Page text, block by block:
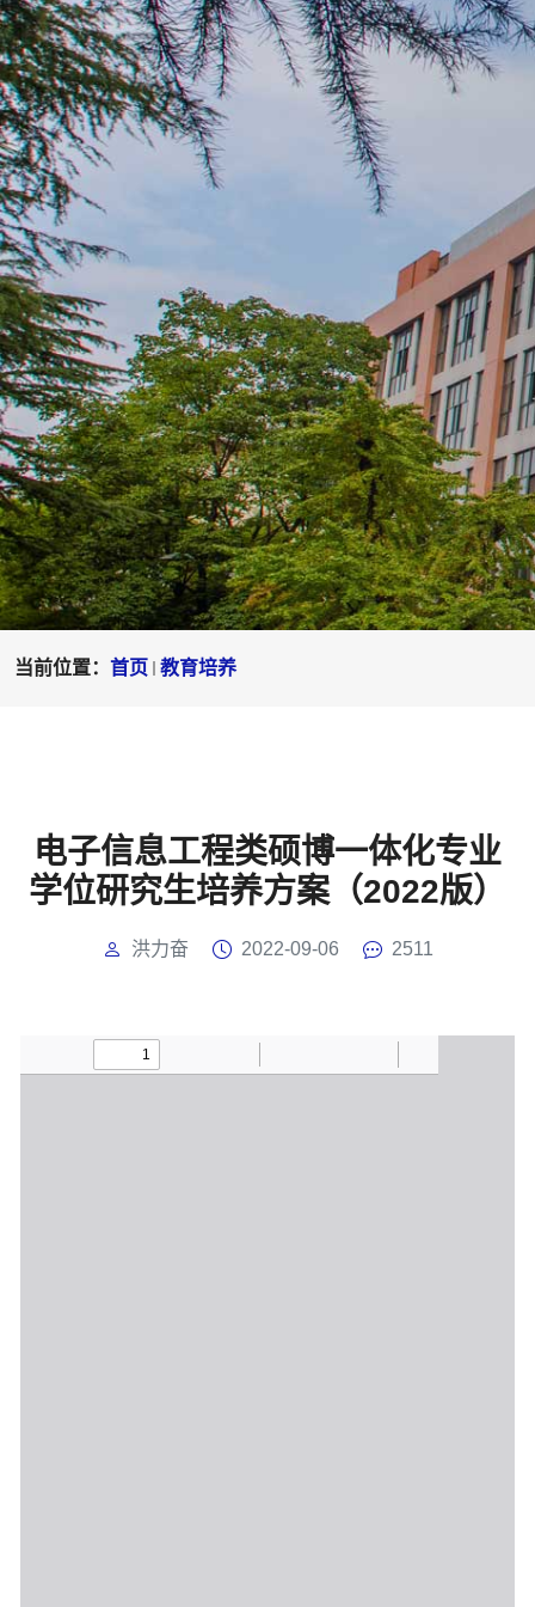
当前位置： 首页 教育培养
电子信息工程类硕博一体化专业
学位研究生培养方案（2022版）
洪力奋 2022-09-06 2511